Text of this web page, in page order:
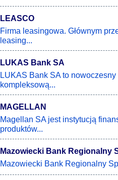
LEASCO
Firma leasingowa. Głównym
leasing...
LUKAS Bank SA
LUKAS Bank SA to
kompleksową...
MAGELLAN
Magellan SA jest instytucją
produktów...
Mazowiecki Bank Regionalny
Mazowiecki Bank Regionalny